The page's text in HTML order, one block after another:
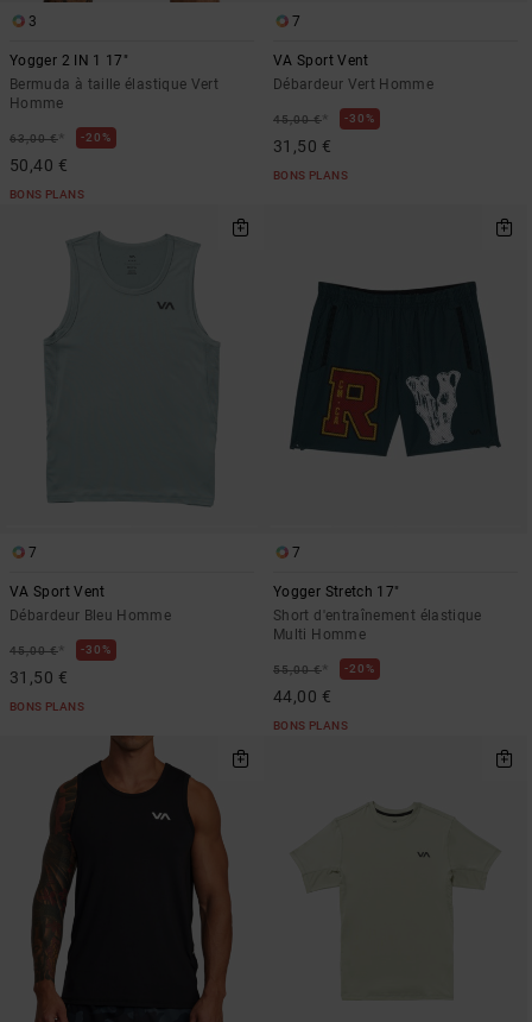
3
Yogger 2 IN 1 17"
Bermuda à taille élastique Vert
Homme
63,00 €* 20%
50,40 €
BONS PLANS
7
VA Sport Vent
Débardeur Vert Homme
45,00 €* 30%
31,50 €
BONS PLANS
7
VA Sport Vent
Débardeur Bleu Homme
45,00 €* 30%
31,50 €
BONS PLANS
7
Yogger Stretch 17"
Short d'entraînement élastique
Multi Homme
55,00 €* 20%
44,00 €
BONS PLANS